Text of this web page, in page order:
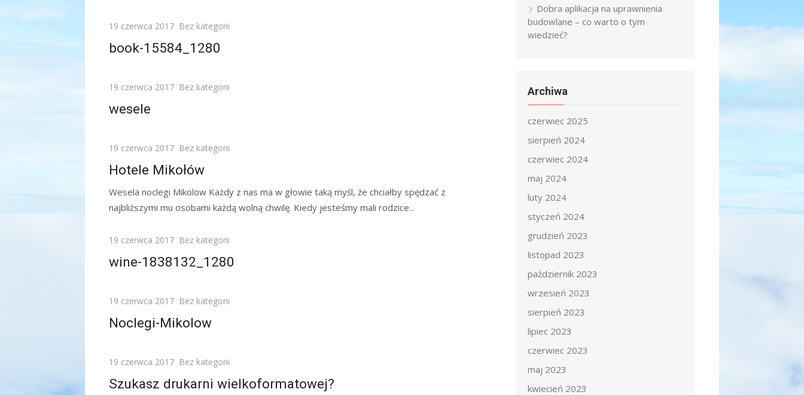
Posted
19 czerwca 2017 Bez kategorii
book-15584_1280
Posted
19 czerwca 2017 Bez kategorii
wesele
Posted
19 czerwca 2017 Bez kategorii
Hotele Mikołów
Wesela noclegi Mikolow Każdy z nas ma w głowie taką myśl, że chciałby spędzać z
najbliższymi mu osobami każdą wolną chwilę. Kiedy jesteśmy mali rodzice...
Posted
19 czerwca 2017 Bez kategorii
wine-1838132_1280
Posted
19 czerwca 2017 Bez kategorii
Noclegi-Mikolow
Posted
19 czerwca 2017 Bez kategorii
Szukasz drukarni wielkoformatowej?
Dobra aplikacja na uprawnienia
budowlane – co warto o tym
wiedzieć?
Archiwa
czerwiec 2025
sierpień 2024
czerwiec 2024
maj 2024
luty 2024
styczeń 2024
grudzień 2023
listopad 2023
październik 2023
wrzesień 2023
sierpień 2023
lipiec 2023
czerwiec 2023
maj 2023
kwiecień 2023